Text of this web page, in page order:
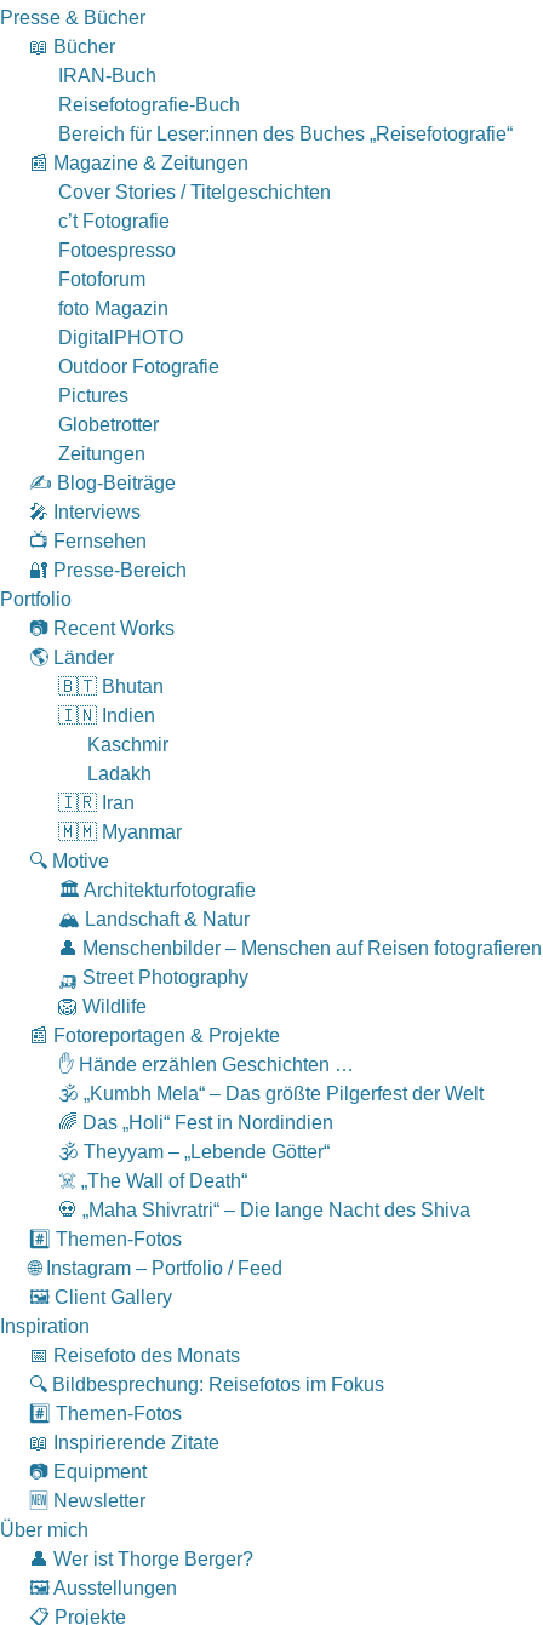
Presse & Bücher
📖 Bücher
IRAN-Buch
Reisefotografie-Buch
Bereich für Leser:innen des Buches „Reisefotografie“
📰 Magazine & Zeitungen
Cover Stories / Titelgeschichten
c’t Fotografie
Fotoespresso
Fotoforum
foto Magazin
DigitalPHOTO
Outdoor Fotografie
Pictures
Globetrotter
Zeitungen
✍️ Blog-Beiträge
🎤 Interviews
📺 Fernsehen
🔐 Presse-Bereich
Portfolio
📷 Recent Works
🌎 Länder
🇧🇹 Bhutan
🇮🇳 Indien
Kaschmir
Ladakh
🇮🇷 Iran
🇲🇲 Myanmar
🔍 Motive
🏛 Architekturfotografie
🏔 Landschaft & Natur
👤 Menschenbilder – Menschen auf Reisen fotografieren
🛺 Street Photography
🦁 Wildlife
📰 Fotoreportagen & Projekte
✋ Hände erzählen Geschichten …
🕉 „Kumbh Mela“ – Das größte Pilgerfest der Welt
🌈 Das „Holi“ Fest in Nordindien
🕉 Theyyam – „Lebende Götter“
☠️ „The Wall of Death“
💀 „Maha Shivratri“ – Die lange Nacht des Shiva
#️⃣ Themen-Fotos
🌐 Instagram – Portfolio / Feed
🖼 Client Gallery
Inspiration
📅 Reisefoto des Monats
🔍 Bildbesprechung: Reisefotos im Fokus
#️⃣ Themen-Fotos
📖 Inspirierende Zitate
📷 Equipment
🆕 Newsletter
Über mich
👤 Wer ist Thorge Berger?
🖼 Ausstellungen
📋 Projekte